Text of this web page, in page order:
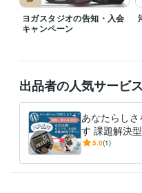
ビジネス・クリエイティブツ
Google Analytics:2年
PowerPoint:18年Word:18年
得意分野
Web制作・HP作成・EC構築
トレーニングジム 美容系
デザイン制作 画像・アイキ
トレーニングジム 美容系 飲食
ヨガスタジオの告知・入会
キャンペーン
出品者の人気サービス
あなたらし
す 課題解決
ールに寄り
5.0(1)